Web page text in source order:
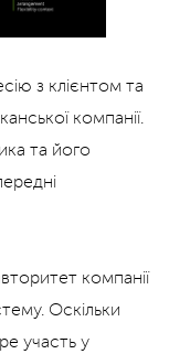
з клієнтом та
компанії.
та його
компанії
Оскільки
участь у